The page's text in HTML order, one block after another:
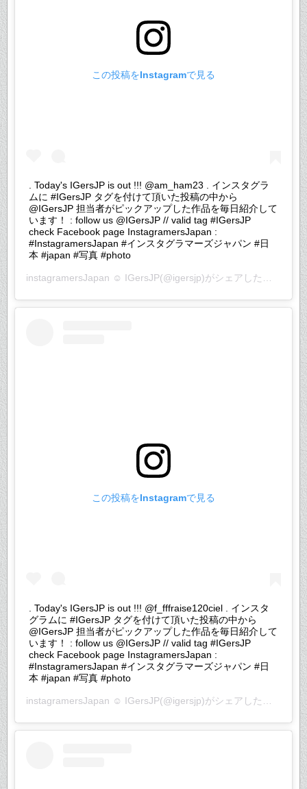
この投稿をInstagramで見る
. Today's IGersJP is out !!! @am_ham23 . インスタグラ
ムに #IGersJP タグを付けて頂いた投稿の中から
@IGersJP 担当者がピックアップした作品を毎日紹介して
います！ : follow us @IGersJP // valid tag #IGersJP
check Facebook page InstagramersJapan :
#InstagramersJapan #インスタグラマーズジャパン #日
本 #japan #写真 #photo
instagramersJapan ☺︎ IGersJP(@igersjp)がシェアした投稿 –
この投稿をInstagramで見る
. Today's IGersJP is out !!! @f_fffraise120ciel . インスタ
グラムに #IGersJP タグを付けて頂いた投稿の中から
@IGersJP 担当者がピックアップした作品を毎日紹介して
います！ : follow us @IGersJP // valid tag #IGersJP
check Facebook page InstagramersJapan :
#InstagramersJapan #インスタグラマーズジャパン #日
本 #japan #写真 #photo
instagramersJapan ☺︎ IGersJP(@igersjp)がシェアした投稿 –